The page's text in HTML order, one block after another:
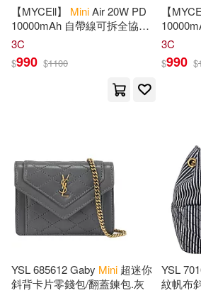
Stephen(14)
Tu Bishvat Roots(14)
Brown(13)
Fenech(13) Just Be(13)
Markham(13)
Bt Bound(5) C & T Pub(5)
Chrome Dreams(5)
Harper Design Intl(5)
Haynes Pubns(5)
【MYCEll】 MiniAir 20W PD
10000mAh 自帶線可拆全協議
閃充行動電源 台灣製 -奶茶
3C
$990 $1100
【
閃充行
3C
$990 $
YSL 685612 Gaby Mini 超迷你
斜背卡片零錢包/翻蓋鍊包.灰
YSL
紋帆布